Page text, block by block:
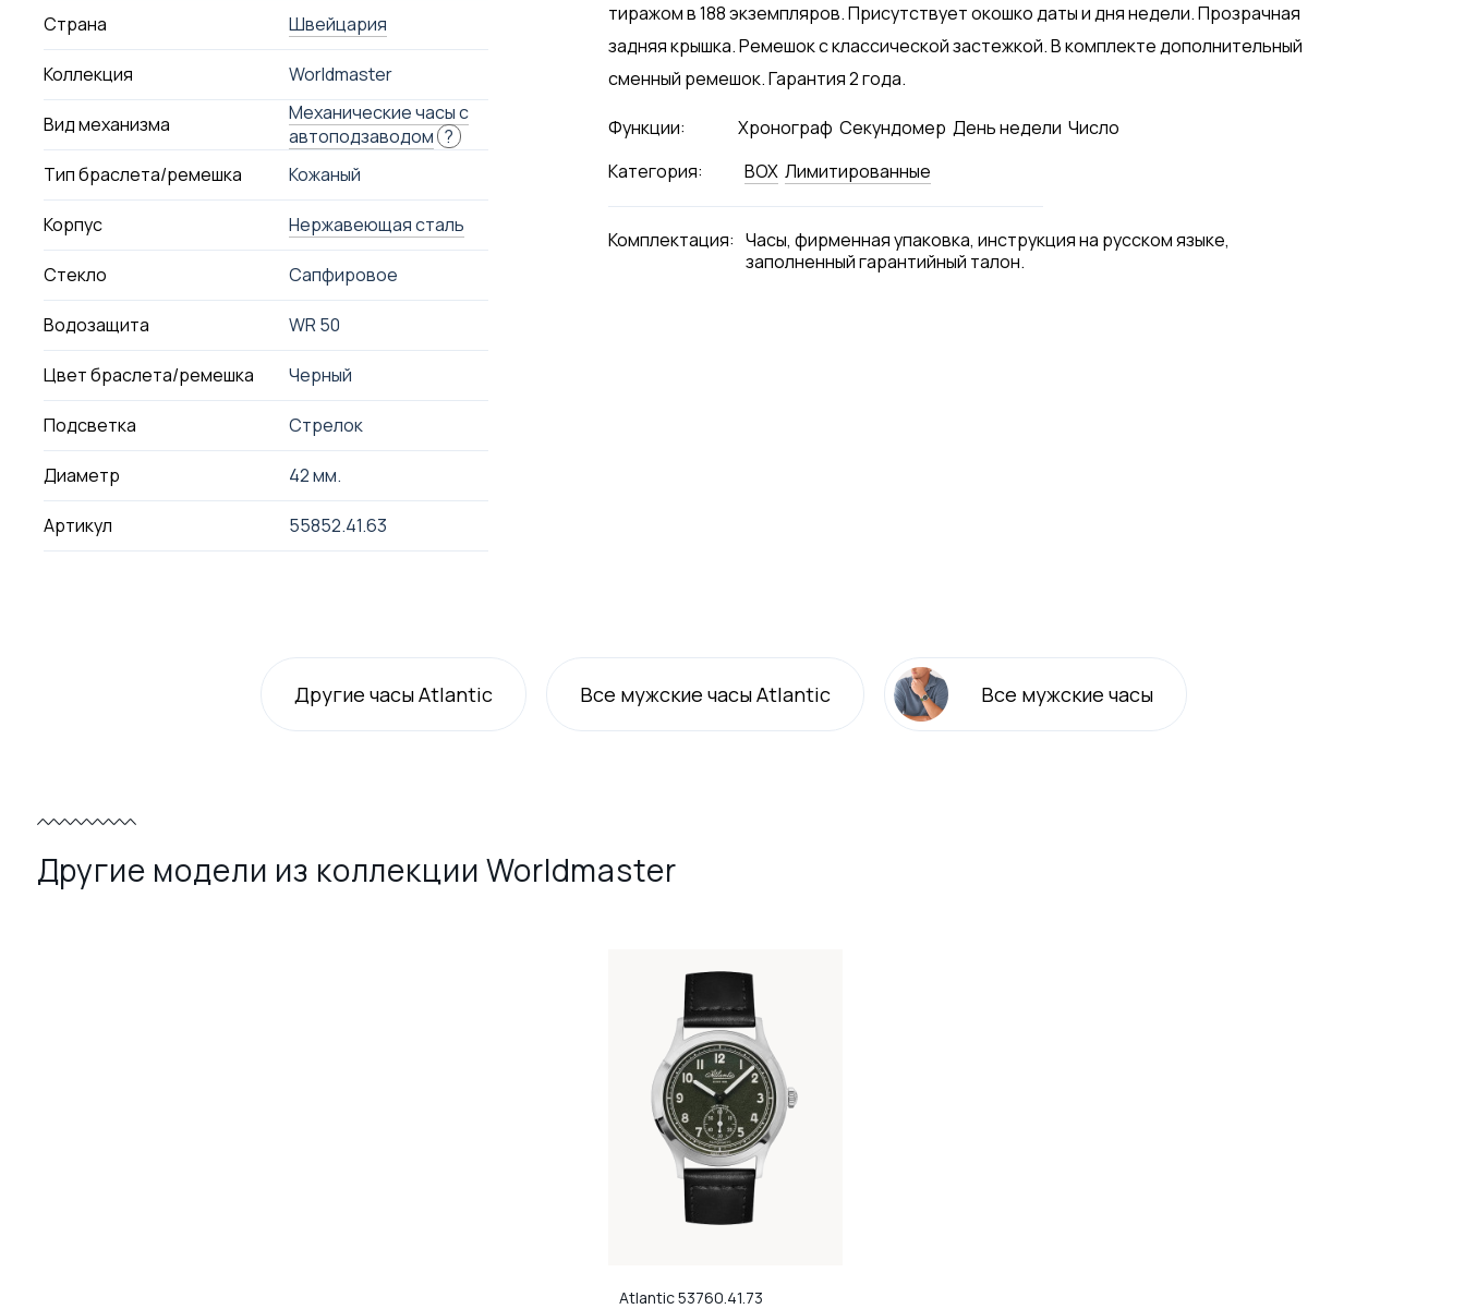
Страна Швейцария
Коллекция Worldmaster
Вид механизма
Механические часы с
автоподзаводом ?
Тип браслета/ремешка
Кожаный
Корпус Нержавеющая сталь
Стекло Сапфировое
Водозащита WR 50
Цвет браслета/ремешка Черный
Подсветка Стрелок
Диаметр 42 мм.
Артикул 55852.41.63
тиражом в 188 экземпляров. Присутствует окошко даты и дня недели. Прозрачная
задняя крышка. Ремешок с классической застежкой. В комплекте дополнительный
сменный ремешок. Гарантия 2 года.
Функции: Хронограф Секундомер День недели Число
Категория:
BOX Лимитированные
Комплектация: Часы, фирменная упаковка, инструкция на русском языке,
заполненный гарантийный талон.
Другие часы Atlantic Все мужские часы Atlantic Все мужские часы
Другие модели из коллекции Worldmaster
Atlantic53760.41.73